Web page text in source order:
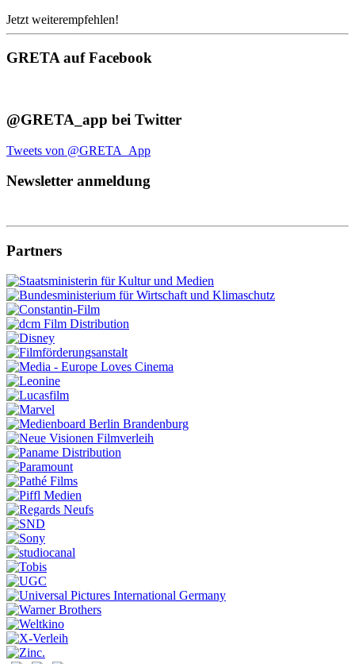
Jetzt weiterempfehlen!
GRETA auf Facebook
@GRETA_app bei Twitter
Tweets von @GRETA_App
Newsletter anmeldung
Partners